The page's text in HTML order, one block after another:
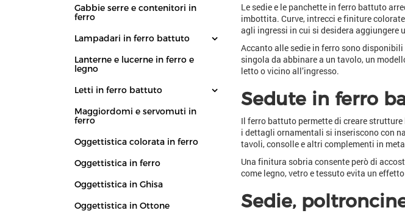
Le sedie e le panchette in ferro battuto
imbottita. Curve, intrecci e finiture
agli ingressi in cui si desidera aggiungere
Accanto alle sedie in ferro sono
singola da abbinare a un tavolo, un
letto o vicino all’ingresso.
Sedute in ferro
Il ferro battuto permette di creare
i dettagli ornamentali si inseriscono con
tavoli, consolle e altri complementi in
Una finitura sobria consente però di
come legno, vetro e tessuto evita un
Sedie,
Gabbie serre e contenitori in
ferro
Lampadari in ferro battuto
Lanterne e lucerne in ferro e
legno
Letti in ferro battuto
Maggiordomi e servomuti in
ferro
Oggettistica colorata in ferro
Oggettistica in ferro
Oggettistica in Ghisa
Oggettistica in Ottone